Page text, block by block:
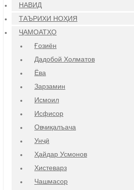
НАВИД
ТАЪРИХИ НОҲИЯ
ҶАМОАТҲО
Ғозиён
Дадобой Холматов
Ёва
Зарзамин
Исмоил
Исфисор
Овчиқалъача
Унҷӣ
Ҳайдар Усмонов
Хистеварз
Чашмасор